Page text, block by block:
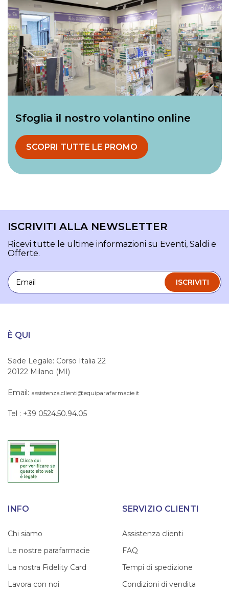
Sfoglia il nostro volantino online
SCOPRI TUTTE LE PROMO
ISCRIVITI ALLA NEWSLETTER
Ricevi tutte le ultime informazioni su Eventi, Saldi e
Offerte.
Email
ISCRIVITI
È QUI
Sede Legale: Corso Italia 22
20122 Milano (MI)
Email: assistenza.clienti@equiparafarmacie.it
Tel : +39 0524.50.94.05
INFO
Chi siamo
Le nostre parafarmacie
La nostra Fidelity Card
Lavora con noi
SERVIZIO CLIENTI
Assistenza clienti
FAQ
Tempi di spedizione
Condizioni di vendita